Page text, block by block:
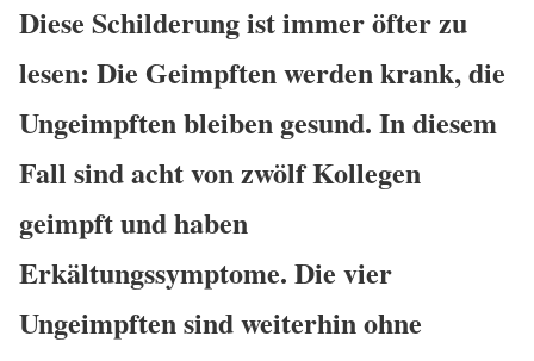
Diese Schilderung ist immer öfter zu
lesen: Die Geimpften werden krank, die
Ungeimpften bleiben gesund. In diesem
Fall sind acht von zwölf Kollegen
geimpft und haben
Erkältungssymptome. Die vier
Ungeimpften sind weiterhin ohne